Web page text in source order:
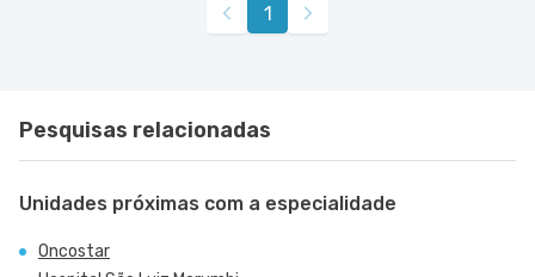
1
Pesquisas relacionadas
Unidades próximas com a especialidade
Oncostar